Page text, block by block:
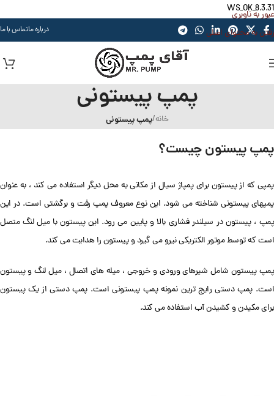
WS_OK_8.3.31
عبور به ناوبری
رفتن به محتوای اصلی
درباره ماتماس با ما
پمپ پیستونی
خانه/پمپ پیستونی
پمپ پیستون چیست؟
پمپی که از پیستون برای پمپاژ سیال از مکانی به محل دیگر استفاده می کند ، به عنوان
پمپهای پیستونی شناخته می شود. این نوع معروف پمپ رفت و برگشتی است. در این
پمپ ، پیستون در سیلندر فشاری بالا و پایین می رود. این پیستون با میل لنگ متصل
است که توسط موتور الکتریکی نیرو می گیرد و پیستون را هدایت می کند.
پمپ پیستون شامل شیرهای ورودی و خروجی ، میله های اتصال ، میل لنگ و پیستون
است. پمپ دستی رایج ترین نمونه پمپ پیستونی است. پمپ دستی از یک پیستون
برای مکیدن و کشیدن آب استفاده می کند.